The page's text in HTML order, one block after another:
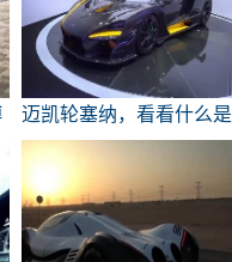
迈凯轮塞纳，看看什么是
顶级超级跑。